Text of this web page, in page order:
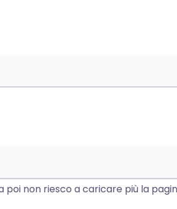
non riesco a caricare più la